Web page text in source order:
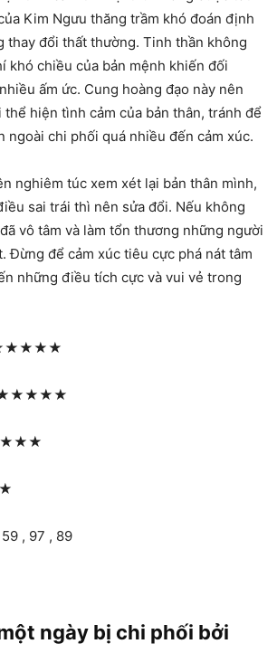
Kim Ngưu thăng trầm khó đoán định
thay đổi thất thường. Tinh thần không
khó chiều của bản mệnh khiến đối
ấm ức. Cung hoàng đạo này nên
thể hiện tình cảm của bản thân, tránh để
ngoài chi phối quá nhiều đến cảm xúc.
nghiêm túc xem xét lại bản thân mình,
sai trái thì nên sửa đổi. Nếu không
vô tâm và làm tổn thương những người
Đừng để cảm xúc tiêu cực phá nát tâm
những điều tích cực và vui vẻ trong
, 97 , 89
ngày bị chi phối bởi